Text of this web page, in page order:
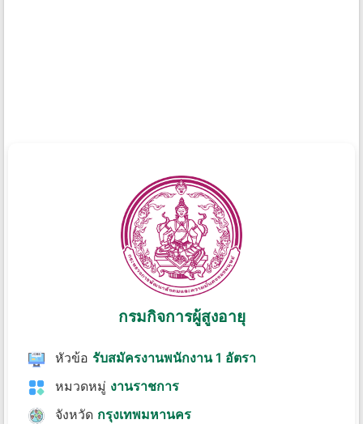
กรมกิจการผู้สูงอายุ
หัวข้อ รับสมัครงานพนักงาน 1 อัตรา
หมวดหมู่ งานราชการ
จังหวัด กรุงเทพมหานคร